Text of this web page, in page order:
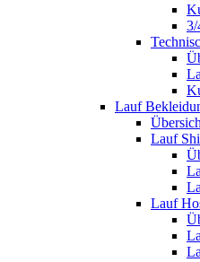
3/
Lauf
Lauf
Lauf